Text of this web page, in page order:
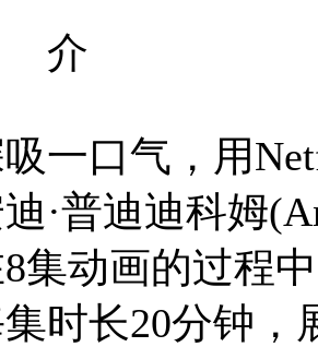
介
口气，用
迪迪科姆
8集动画的过程
长20分钟，展